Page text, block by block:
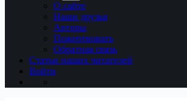
О сайте
Наши друзья
Авторы
Пожертвовать
Обратная связь
Статьи наших читателей
Войти